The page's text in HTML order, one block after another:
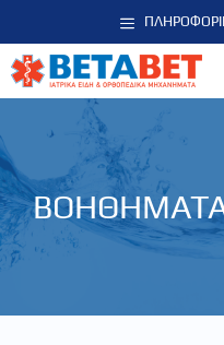
σε
περιεχόμενο